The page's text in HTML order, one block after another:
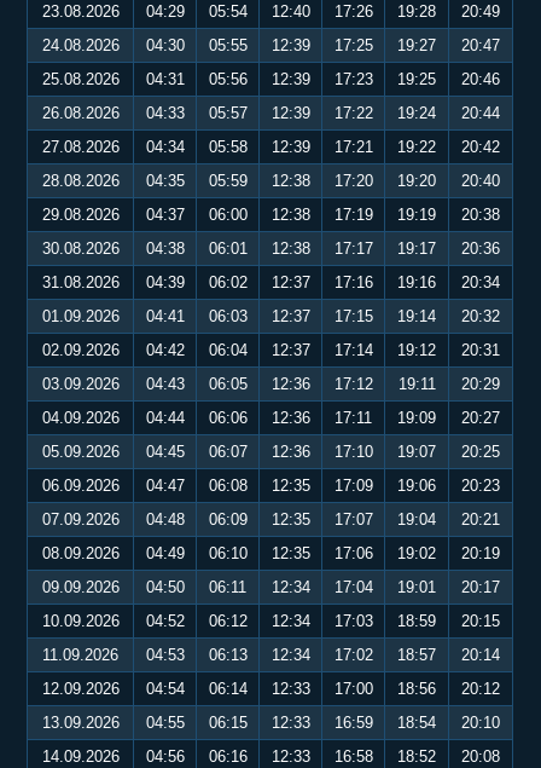
23.08.2026
04:29 05:54 12:40 17:26 19:28
20:49
24.08.2026
04:30 05:55 12:39 17:25 19:27
20:47
25.08.2026
04:31 05:56 12:39 17:23 19:25
20:46
26.08.2026
04:33 05:57 12:39 17:22 19:24
20:44
27.08.2026
04:34 05:58 12:39 17:21 19:22
20:42
28.08.2026
04:35 05:59 12:38 17:20 19:20
20:40
29.08.2026
04:37 06:00 12:38 17:19 19:19
20:38
30.08.2026
04:38 06:01 12:38 17:17 19:17
20:36
31.08.2026
04:39 06:02 12:37 17:16 19:16
20:34
01.09.2026
04:41 06:03 12:37 17:15 19:14
20:32
02.09.2026
04:42 06:04 12:37 17:14 19:12
20:31
03.09.2026
04:43 06:05 12:36 17:12 19:11
20:29
04.09.2026
04:44 06:06 12:36 17:11 19:09
20:27
05.09.2026
04:45 06:07 12:36 17:10 19:07
20:25
06.09.2026
04:47 06:08 12:35 17:09 19:06
20:23
07.09.2026
04:48 06:09 12:35 17:07 19:04
20:21
08.09.2026
04:49 06:10 12:35 17:06 19:02
20:19
09.09.2026
04:50 06:11 12:34 17:04 19:01
20:17
10.09.2026
04:52 06:12 12:34 17:03 18:59
20:15
11.09.2026
04:53 06:13 12:34 17:02 18:57
20:14
12.09.2026
04:54 06:14 12:33 17:00 18:56
20:12
13.09.2026
04:55 06:15 12:33 16:59 18:54
20:10
14.09.2026
04:56 06:16 12:33 16:58 18:52
20:08